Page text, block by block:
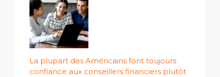
La plupart des Américains font toujours
confiance aux conseillers financiers plutôt